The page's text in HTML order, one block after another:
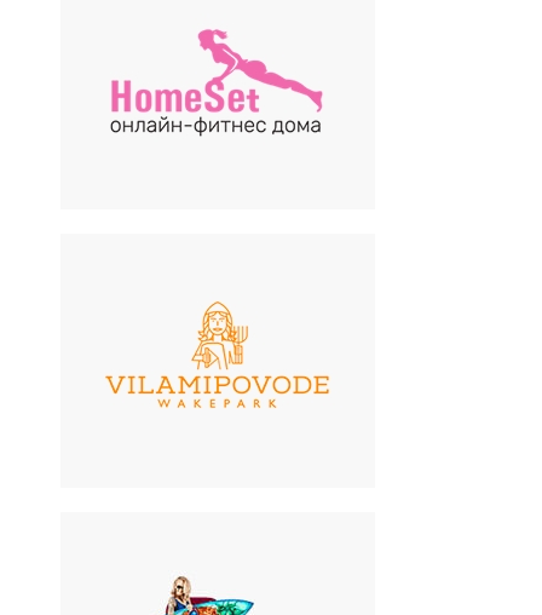
HomeSet
Фитнес-студия
Vilamipovode
Вейк-парк
Свои в доску